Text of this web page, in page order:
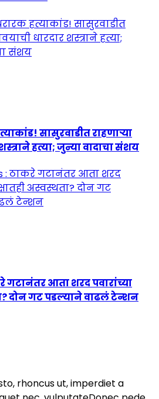
सासुरवाडीत राहणाऱ्या
हत्या; जुन्या वादाचा संशय
गटानंतर आता शरद पवारांच्या
दोन गट पडल्याने वाढलं टेन्शन
rhoncus ut, imperdiet a